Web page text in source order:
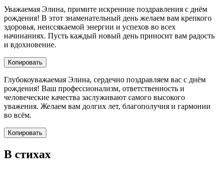
Уважаемая Элина, примите искренние поздравления с днём
рождения! В этот знаменательный день желаем вам крепкого
здоровья, неиссякаемой энергии и успехов во всех
начинаниях. Пусть каждый новый день приносит вам радость
и вдохновение.
Копировать
Глубокоуважаемая Элина, сердечно поздравляем вас с днём
рождения! Ваш профессионализм, ответственность и
человеческие качества заслуживают самого высокого
уважения. Желаем вам долгих лет, благополучия и гармонии
во всём.
Копировать
В стихах